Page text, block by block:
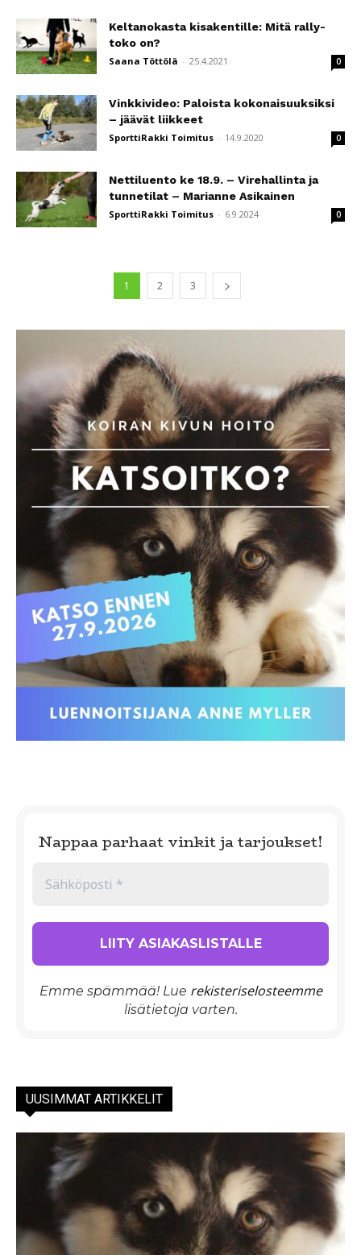
Keltanokasta kisakentille: Mitä rally-
toko on?
Saana Töttölä - 25.4.2021 0
Vinkkivideo: Paloista kokonaisuuksiksi
– jäävät liikkeet
SporttiRakki Toimitus - 14.9.2020 0
Nettiluento ke 18.9. – Virehallinta ja
tunnetilat – Marianne Asikainen
SporttiRakki Toimitus - 6.9.2024 0
1 2 3
Nappaa parhaat vinkit ja tarjoukset!
Emme spämmää! Lue rekisteriselosteemme
lisätietoja varten.
UUSIMMAT ARTIKKELIT